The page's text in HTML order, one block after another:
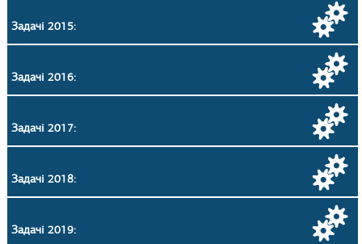
Задачі 2015:
Задачі 2016:
Задачі 2017:
Задачі 2018:
Задачі 2019: